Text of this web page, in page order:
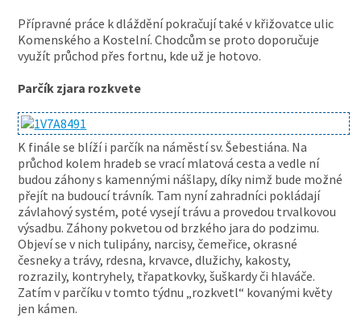
Přípravné práce k dláždění pokračují také v křižovatce ulic
Komenského a Kostelní. Chodcům se proto doporučuje
využít průchod přes fortnu, kde už je hotovo.
Parčík zjara rozkvete
K finále se blíží i parčík na náměstí sv. Šebestiána. Na
průchod kolem hradeb se vrací mlatová cesta a vedle ní
budou záhony s kamennými nášlapy, díky nimž bude možné
přejít na budoucí trávník. Tam nyní zahradníci pokládají
závlahový systém, poté vysejí trávu a provedou trvalkovou
výsadbu. Záhony pokvetou od brzkého jara do podzimu.
Objeví se v nich tulipány, narcisy, čemeřice, okrasné
česneky a trávy, rdesna, krvavce, dlužichy, kakosty,
rozrazily, kontryhely, třapatkovky, šuškardy či hlaváče.
Zatím v parčíku v tomto týdnu „rozkvetl“ kovanými květy
jen kámen.